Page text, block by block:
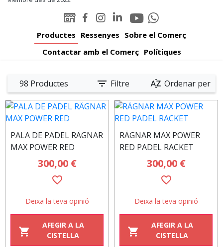
WEB
Facebook
Instagram
Linked-
Padelator
Youtube
Padelator
Whatsapp
Padelator
Productes Ressenyes Sobre el Comerç
Contactar amb el Comerç Polítiques
98 Productes filter_list Filtre sort_by_alpha Ordenar per
PALA DE PADEL RÄGNAR
MAX POWER RED
300,00 €
favorite_border
Deixa la teva opinió
shopping_cart
AFEGIR A LA
CISTELLA
RÄGNAR MAX POWER
RED PADEL RACKET
300,00 €
favorite_border
Deixa la teva opinió
shopping_cart
AFEGIR A LA
CISTELLA